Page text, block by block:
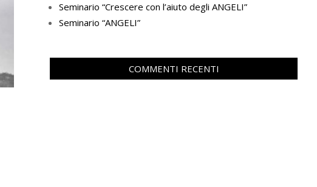
Seminario “Crescere con l’aiuto degli ANGELI”
Seminario “ANGELI”
COMMENTI RECENTI